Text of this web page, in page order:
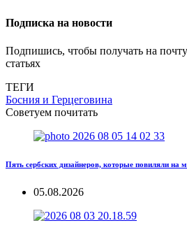
Подписка на новости
Подпишись, чтобы получать на
статьях
ТЕГИ
Босния и Герцеговина
Советуем почитать
Пять сербских дизайнеров, которые повиляли
05.08.2026